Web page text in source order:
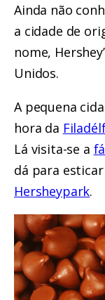
Ainda não
a cidade de
nome,
Unidos.
A pequena
hora da
Lá visita-se a
dá para
Hersheypark.